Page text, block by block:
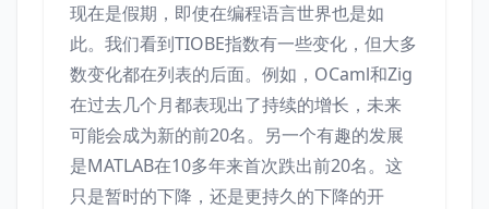
现在是假期，即使在编程语言世界也是如
此。我们看到TIOBE指数有一些变化，但大多
数变化都在列表的后面。例如，OCaml和Zig
在过去几个月都表现出了持续的增长，未来
可能会成为新的前20名。另一个有趣的发展
是MATLAB在10多年来首次跌出前20名。这
只是暂时的下降，还是更持久的下降的开